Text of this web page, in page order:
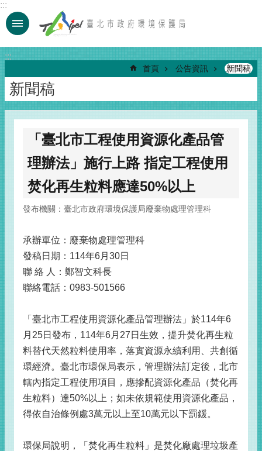
跳到主要內容區塊
:::
:::
首頁 公告資訊 新聞稿
新聞稿
「臺北市工程使用資源化產品管
理辦法」施行上路 指定工程使用
焚化再生粒料應達50%以上
發布機關：臺北市政府環境保護局廢棄物處理管理科
承辦單位：廢棄物處理管理科
發稿日期：114年6月30日
聯 絡 人：鄭智文科長
聯絡電話：0983-501566
「臺北市工程使用資源化產品管理辦法」於114年6
月25日發布，114年6月27日生效，提升焚化再生粒
料替代天然粒料使用率，落實資源永續利用、共創循
環經濟。臺北市環保局表示，管理辦法訂定後，北市
轄內指定工程使用項目，應摻配資源化產品（焚化再
生粒料）達50%以上；如未依規範使用資源化產品，
得依自治條例處3萬元以上至10萬元以下罰鍰。
環保局說明，「焚化再生粒料」是焚化廠處理垃圾產